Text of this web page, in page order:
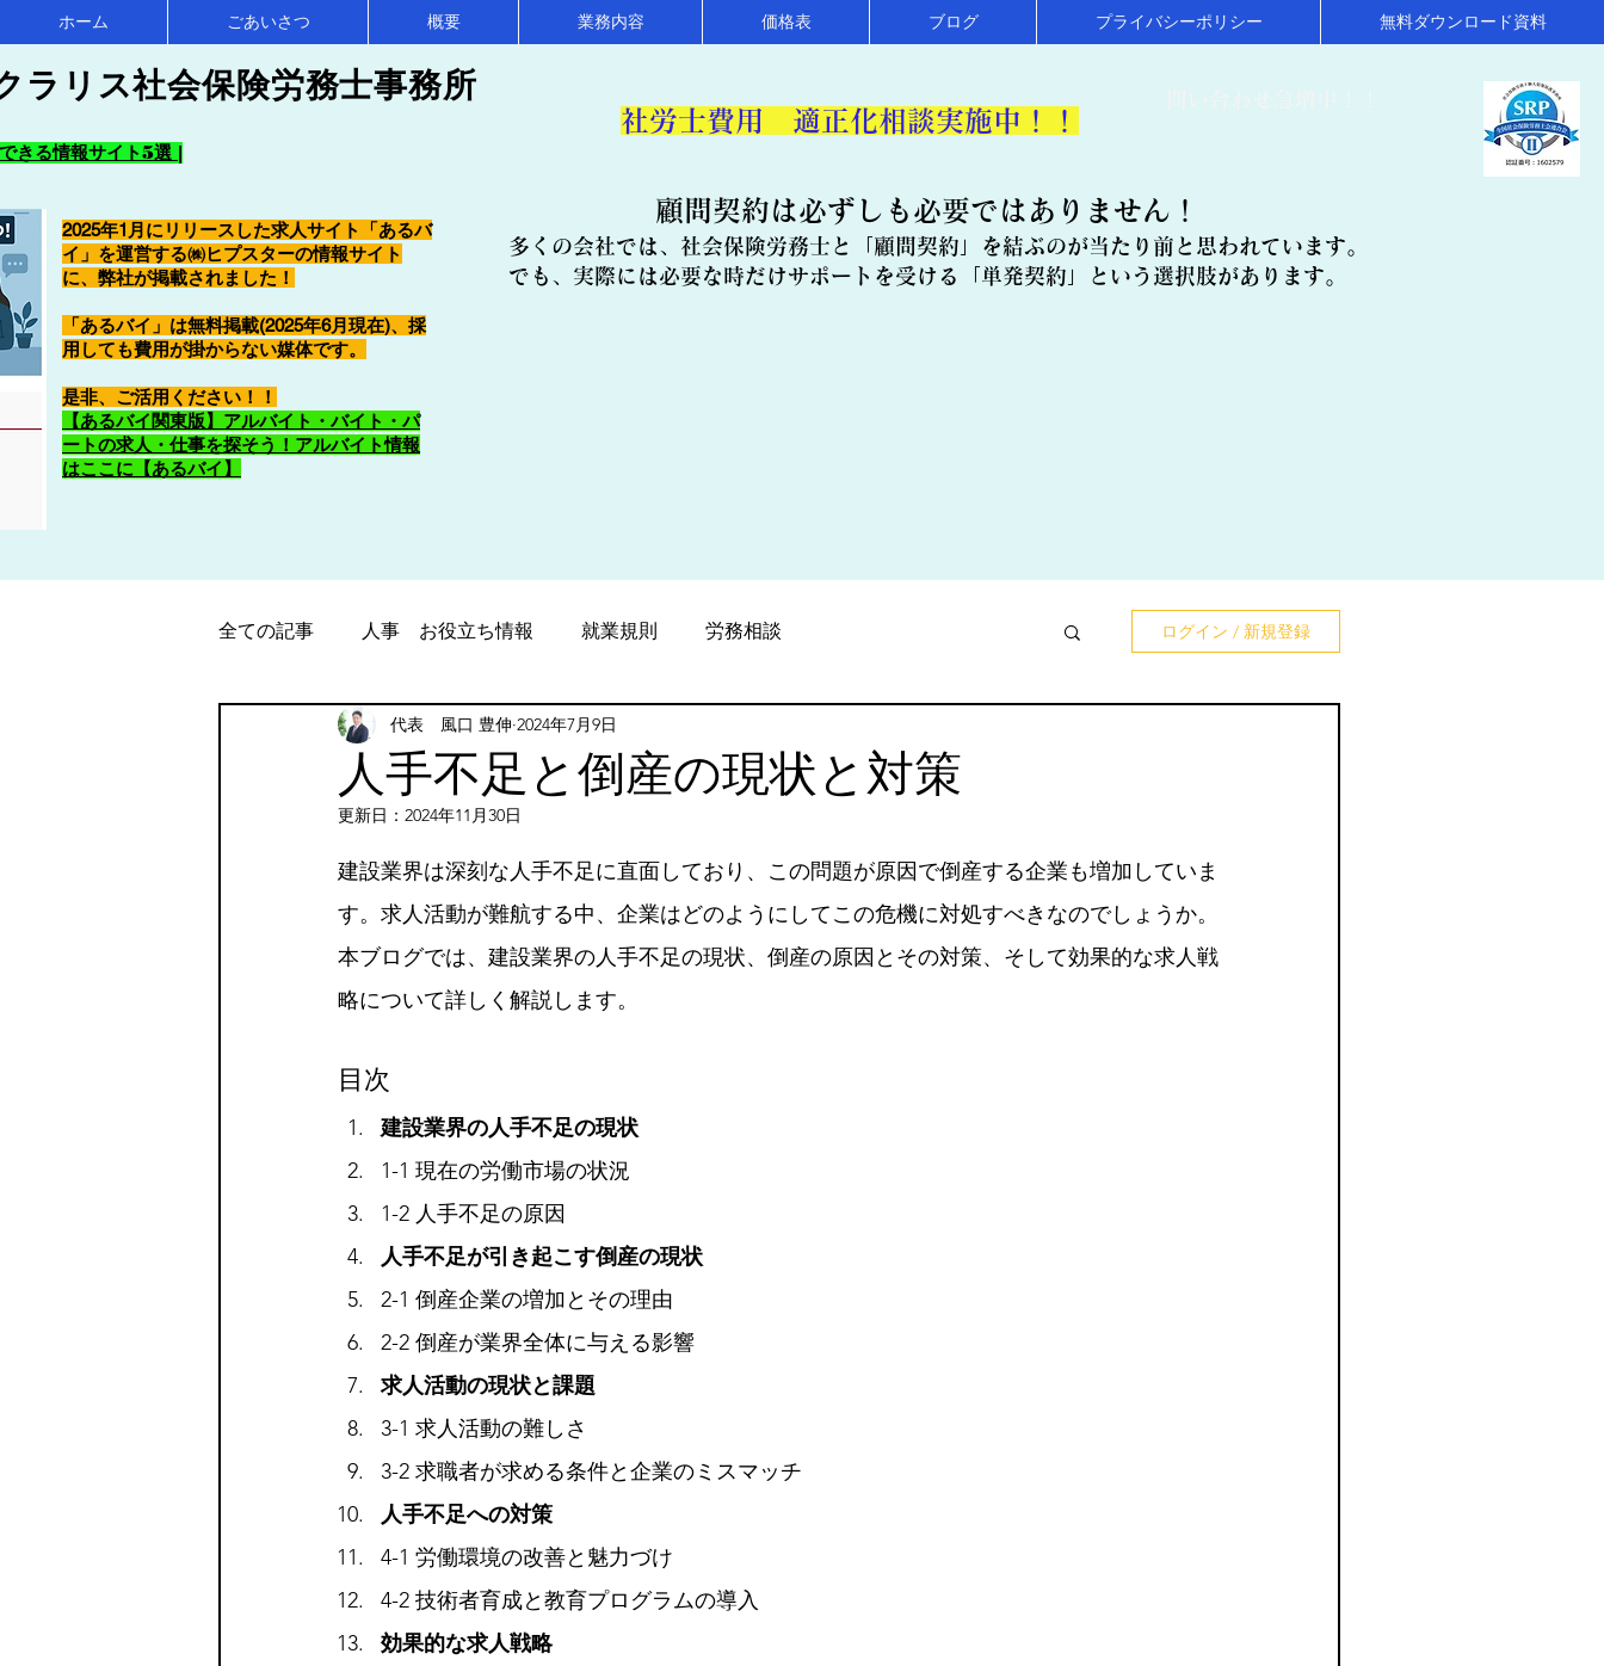
ラリス社会保険労務士事務所
​社労士費用 適正化相談実施中！！
顧問契約は必ずしも必要ではありません！
多くの会社では、社会保険労務士と「顧問契約」を結ぶのが当たり前と思われています。
でも、実際には必要な時だけサポートを受ける「単発契約」という選択肢があります。
きる情報サイト5選 |
2025年1月にリリースした求人サイト「あるバ
イ」を運営する㈱ヒプスターの情報サイト
に、弊社が掲載されました！
「あるバイ」は無料掲載(2025年6月現在)、採
用しても費用が掛からない媒体です。
​是非、ご活用ください！！
【あるバイ関東版】アルバイト・バイト・パ
ートの求人・仕事を探そう！アルバイト情報
はここに【あるバイ】
ホーム ごあいさつ 概要 業務内容 価格表 ブログ プライバシーポリシー 無料ダウンロード資料
全ての記事 人事 お役立ち情報 就業規則 労務相談
パート・アルバイト労働調整 採用戦略
ログイン / 新規登録
人手不足と倒産の現状と対策
代表 風口 豊伸 2024年7月9日
更新日： 2024年11月30日
建設業界は深刻な人手不足に直面しており、この問題が原因で倒産する企業も増加していま
す。求人活動が難航する中、企業はどのようにしてこの危機に対処すべきなのでしょうか。
本ブログでは、建設業界の人手不足の現状、倒産の原因とその対策、そして効果的な求人戦
略について詳しく解説します。
目次
建設業界の人手不足の現状
1-1 現在の労働市場の状況
1-2 人手不足の原因
人手不足が引き起こす倒産の現状
2-1 倒産企業の増加とその理由
2-2 倒産が業界全体に与える影響
求人活動の現状と課題
3-1 求人活動の難しさ
3-2 求職者が求める条件と企業のミスマッチ
人手不足への対策
4-1 労働環境の改善と魅力づけ
4-2 技術者育成と教育プログラムの導入
効果的な求人戦略